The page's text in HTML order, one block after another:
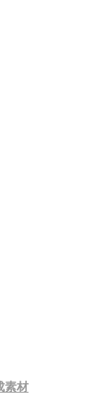
素材